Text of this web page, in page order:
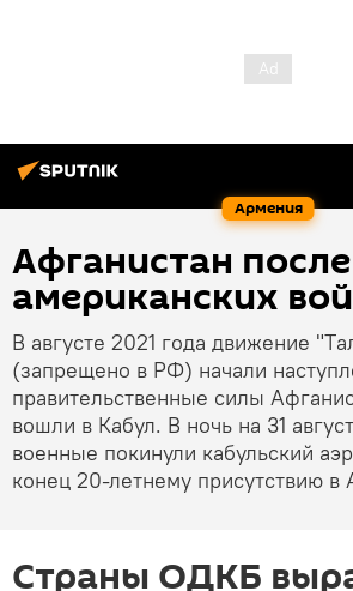
Армения
Афганистан
американских
В августе 2021 года движение
(запрещено в РФ) начали
правительственные силы
вошли в Кабул. В ночь на 31
военные покинули кабульский
конец 20-летнему присутствию в
Страны ОДКБ